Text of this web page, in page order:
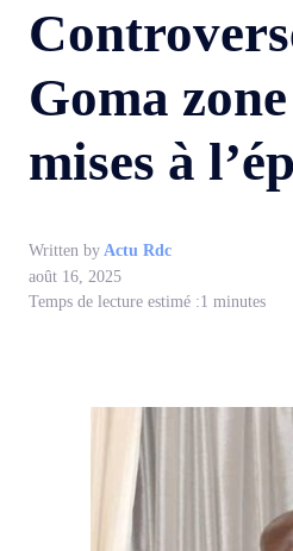
Goma
mises à
Written by Actu Rdc
août 16, 2025
Temps de lecture estimé :1 minutes